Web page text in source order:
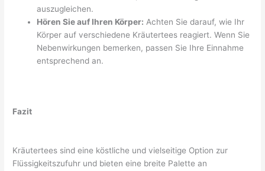
auszugleichen.
Hören Sie auf Ihren Körper: Achten Sie darauf, wie Ihr
Körper auf verschiedene Kräutertees reagiert. Wenn Sie
Nebenwirkungen bemerken, passen Sie Ihre Einnahme
entsprechend an.
Fazit
Kräutertees sind eine köstliche und vielseitige Option zur
Flüssigkeitszufuhr und bieten eine breite Palette an